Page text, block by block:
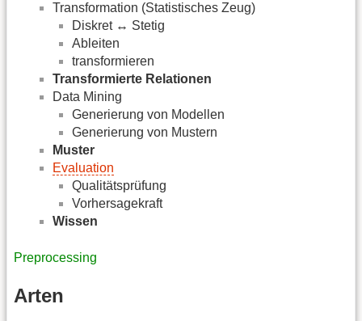
Transformation (Statistisches Zeug)
Diskret ↔ Stetig
Ableiten
transformieren
Transformierte Relationen
Data Mining
Generierung von Modellen
Generierung von Mustern
Muster
Evaluation
Qualitätsprüfung
Vorhersagekraft
Wissen
Preprocessing
Arten